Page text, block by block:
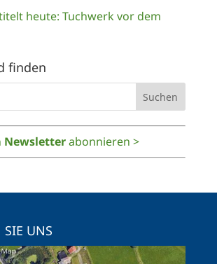
heute: Tuchwerk vor dem
finden
Newsletterabonnieren >
SIE UNS